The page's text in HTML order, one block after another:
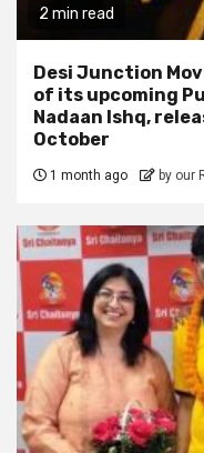
2 min read
Desi Junction
of its upcoming
Nadaan Ishq,
October
1 month ago by our